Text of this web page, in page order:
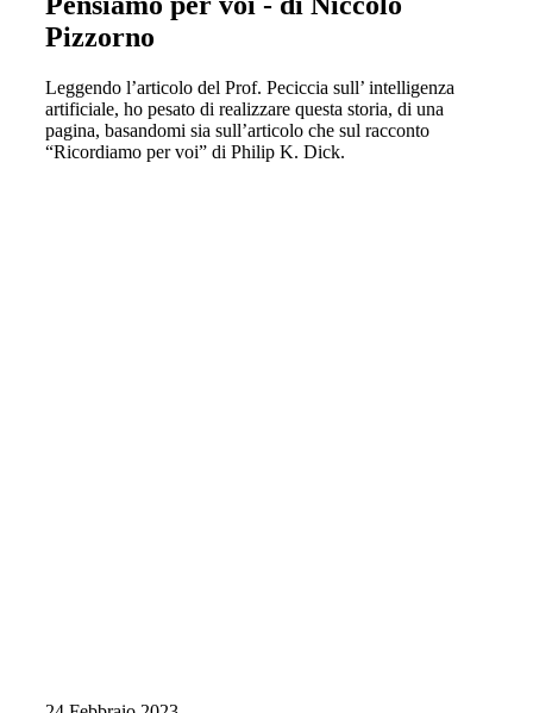
Pizzorno
Leggendo l’articolo del Prof. Peciccia sull’ intelligenza
artificiale, ho pesato di realizzare questa storia, di una
pagina, basandomi sia sull’articolo che sul racconto
“Ricordiamo per voi” di Philip K. Dick.